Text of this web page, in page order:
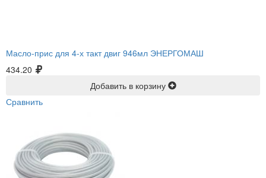
Масло-прис для 4-х такт двиг 946мл ЭНЕРГОМАШ
434.20
Добавить в корзину
Сравнить